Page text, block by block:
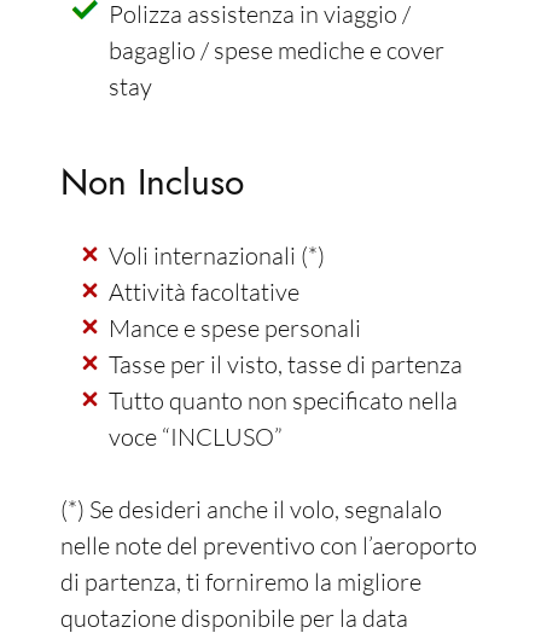
Polizza assistenza in viaggio /
bagaglio / spese mediche e cover
stay
Non Incluso
Voli internazionali (*)
Attività facoltative
Mance e spese personali
Tasse per il visto, tasse di partenza
Tutto quanto non specificato nella
voce “INCLUSO”
(*) Se desideri anche il volo, segnalalo
nelle note del preventivo con l’aeroporto
di partenza, ti forniremo la migliore
quotazione disponibile per la data